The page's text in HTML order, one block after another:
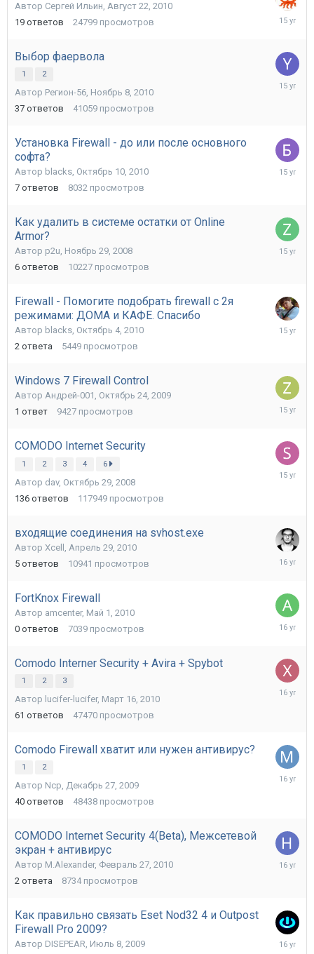
Автор Сергей Ильин, Август 22, 2010
19 ответов 24799 просмотров
Май
Выбор фаервола
1 2
Автор Регион-56, Ноябрь 8, 2010
37 ответов 41059 просмотров
Апрель
Установка Firewall - до или после основного
софта?
Автор blacks, Октябрь 10, 2010
7 ответов 8032 просмотров
Декабрь
Как удалить в системе остатки от Online
Armor?
Автор p2u, Ноябрь 29, 2008
6 ответов 10227 просмотров
Октябрь
Firewall - Помогите подобрать firewall с 2я
режимами: ДОМА и КАФЕ. Спасибо
Автор blacks, Октябрь 4, 2010
2 ответа 5449 просмотров
Октябрь
Windows 7 Firewall Control
Автор Андрей-001 , Октябрь 24, 2009
1 ответ 9427 просмотров
COMODO Internet Security
1 2 3 4 6
Автор dav, Октябрь 29, 2008
136 ответов 117949 просмотров
входящие соединения на svhost.exe
Автор Xcell , Апрель 29, 2010
5 ответов 10941 просмотров
Май
FortKnox Firewall
Автор amcenter, Май 1, 2010
0 ответов 7039 просмотров
Май
Comodo Interner Security + Avira + Spybot
1 2 3
Автор lucifer-lucifer, Март 16, 2010
61 ответов 47470 просмотров
Апрель
Comodo Firewall хватит или нужен антивирус?
1 2
Автор Ncp, Декабрь 27, 2009
40 ответов 48438 просмотров
Апрель
COMODO Internet Security 4(Beta), Межсетевой
экран + антивирус
Автор M.Alexander, Февраль 27, 2010
2 ответа 8734 просмотров
Март
Как правильно связать Eset Nod32 4 и Outpost
Firewall Pro 2009?
Автор DISEPEAR, Июль 8, 2009
Февраль